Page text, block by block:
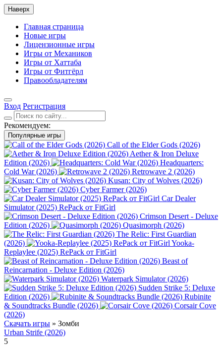
Наверх
Главная страница
Новые игры
Лицензионные игры
Игры от Механиков
Игры от Хаттаба
Игры от Фитгёрл
Правообладателям
Вход Регистрация
Рекомендуем:
Популярные игры
Call of the Elder Gods (2026)
Aether & Iron Deluxe
Edition (2026)
Headquarters:
Cold War (2026)
Retrowave 2 (2026)
Kusan: City of Wolves (2026)
Cyber Farmer (2026)
Car Dealer
Simulator (2025) RePack от FitGirl
Crimson Desert - Deluxe
Edition (2026)
Quasimorph (2026)
The Relic: First Guardian
(2026)
Yooka-
Replaylee (2025) RePack от FitGirl
Beast of
Reincarnation - Deluxe Edition (2026)
Waterpark Simulator (2026)
Sudden Strike 5: Deluxe
Edition (2026)
Rubinite
& Soundtracks Bundle (2026)
Corsair Cove
(2026)
Скачать игры » Зомби
Urban Strife (2026)
5